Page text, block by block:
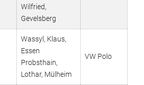
Wilfried,
Gevelsberg
Wassyl, Klaus,
Essen
Probsthain,
Lothar, Mülheim
VW Polo